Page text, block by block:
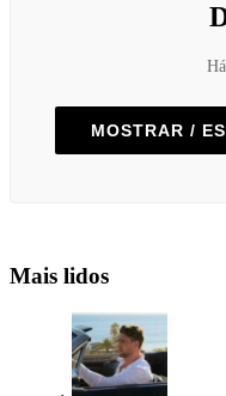
MOSTRAR /
Mais lidos